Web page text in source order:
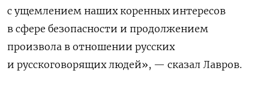
с ущемлением наших коренных интересов
в сфере безопасности и продолжением
произвола в отношении русских
и русскоговорящих людей», — сказал Лавров.